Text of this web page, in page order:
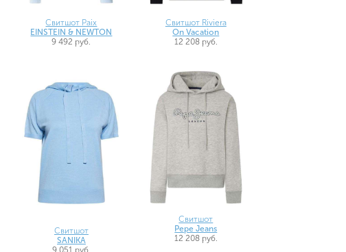
Свитшот Paix
EINSTEIN & NEWTON
9 492 руб.
Свитшот Riviera
On Vacation
12 208 руб.
Свитшот
SANIKA
9 051 руб.
Свитшот
Pepe Jeans
12 208 руб.